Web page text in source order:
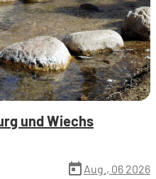
und Wiechs
today Aug., 06 2026